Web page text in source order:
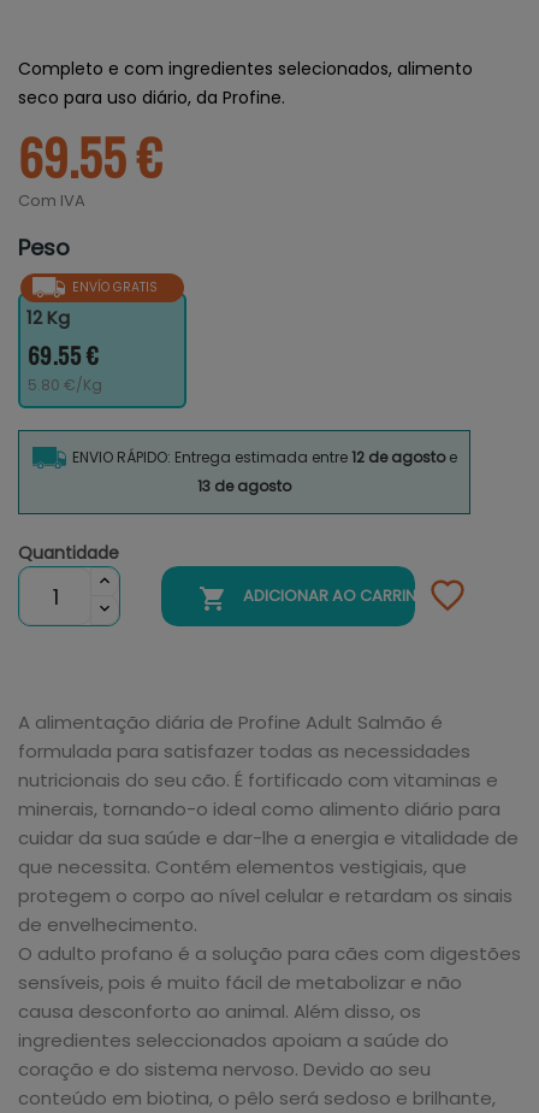
Completo e com ingredientes selecionados, alimento
seco para uso diário, da Profine.
69.55 €
Com IVA
Peso
ENVÍO GRATIS
12 Kg
69.55 €
5.80 €/Kg
ENVIO RÁPIDO: Entrega estimada entre12 de agostoe
13 de agosto
Quantidade
 ADICIONAR AO CARRINHO
A alimentação diária de Profine Adult Salmão é
formulada para satisfazer todas as necessidades
nutricionais do seu cão. É fortificado com vitaminas e
minerais, tornando-o ideal como alimento diário para
cuidar da sua saúde e dar-lhe a energia e vitalidade de
que necessita. Contém elementos vestigiais, que
protegem o corpo ao nível celular e retardam os sinais
de envelhecimento.
O adulto profano é a solução para cães com digestões
sensíveis, pois é muito fácil de metabolizar e não
causa desconforto ao animal. Além disso, os
ingredientes seleccionados apoiam a saúde do
coração e do sistema nervoso. Devido ao seu
conteúdo em biotina, o pêlo será sedoso e brilhante,